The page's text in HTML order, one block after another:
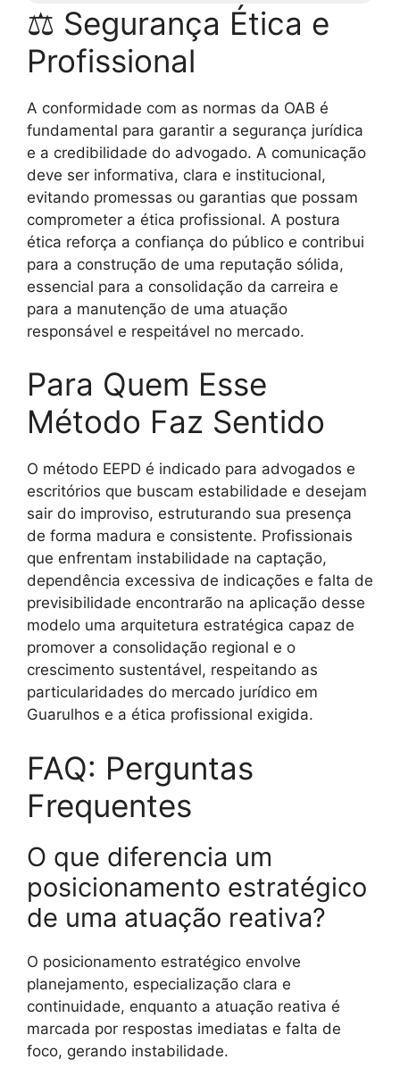
⚖ Segurança Ética e
Profissional
A conformidade com as normas da OAB é
fundamental para garantir a segurança jurídica
e a credibilidade do advogado. A comunicação
deve ser informativa, clara e institucional,
evitando promessas ou garantias que possam
comprometer a ética profissional. A postura
ética reforça a confiança do público e contribui
para a construção de uma reputação sólida,
essencial para a consolidação da carreira e
para a manutenção de uma atuação
responsável e respeitável no mercado.
Para Quem Esse
Método Faz Sentido
O método EEPD é indicado para advogados e
escritórios que buscam estabilidade e desejam
sair do improviso, estruturando sua presença
de forma madura e consistente. Profissionais
que enfrentam instabilidade na captação,
dependência excessiva de indicações e falta de
previsibilidade encontrarão na aplicação desse
modelo uma arquitetura estratégica capaz de
promover a consolidação regional e o
crescimento sustentável, respeitando as
particularidades do mercado jurídico em
Guarulhos e a ética profissional exigida.
FAQ: Perguntas
Frequentes
O que diferencia um
posicionamento estratégico
de uma atuação reativa?
O posicionamento estratégico envolve
planejamento, especialização clara e
continuidade, enquanto a atuação reativa é
marcada por respostas imediatas e falta de
foco, gerando instabilidade.